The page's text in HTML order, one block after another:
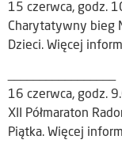
15 czerwca, godz.
Charytatywny bieg
Dzieci. Więcej
16 czerwca, godz.
XII Półmaraton
Piątka. Więcej